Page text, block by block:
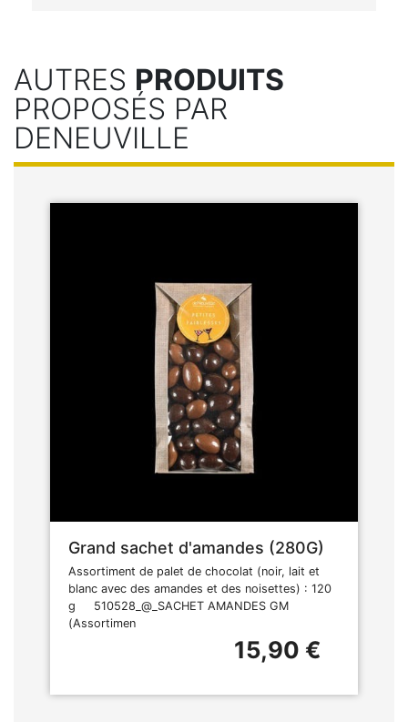
AUTRES PRODUITS
PROPOSÉS PAR
DENEUVILLE
Grand sachet d'amandes (280G)
Assortiment de palet de chocolat (noir, lait et
blanc avec des amandes et des noisettes) : 120
g 510528_@_SACHET AMANDES GM
(Assortimen
15,90 €